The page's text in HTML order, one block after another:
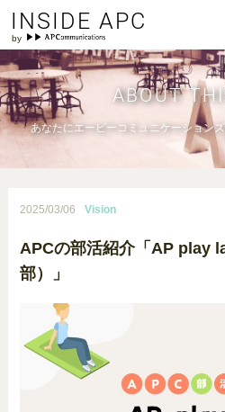
INSIDE APC
ABOUT
あなたにエーピーコミュニケーション
2025/03/06 Vision
APCの部活紹介「AP play
部）」